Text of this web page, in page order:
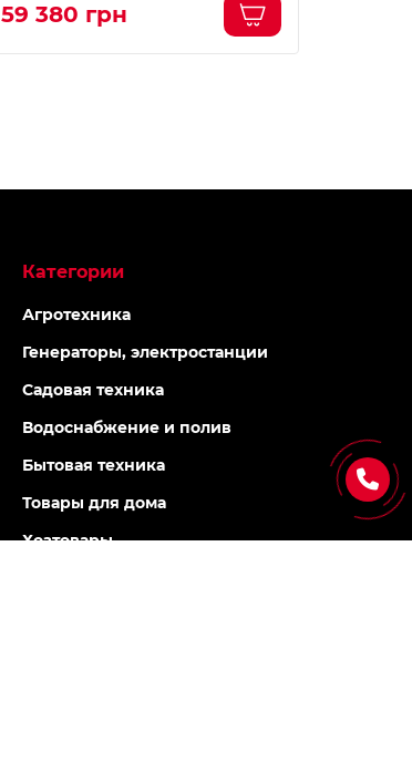
59 380 грн
Категории
Агротехника
Генераторы, электростанции
Садовая техника
Водоснабжение и полив
Бытовая техника
Товары для дома
Хозтовары